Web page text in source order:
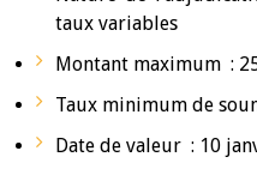
taux variables
Montant maximum :
Taux minimum de
Date de valeur : 10